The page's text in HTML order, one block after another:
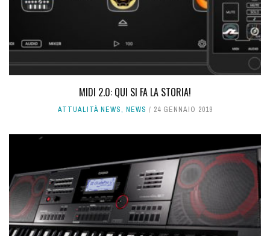
MIDI 2.0: QUI SI FA LA STORIA!
ATTUALITÀ NEWS, NEWS 24 GENNAIO 2019